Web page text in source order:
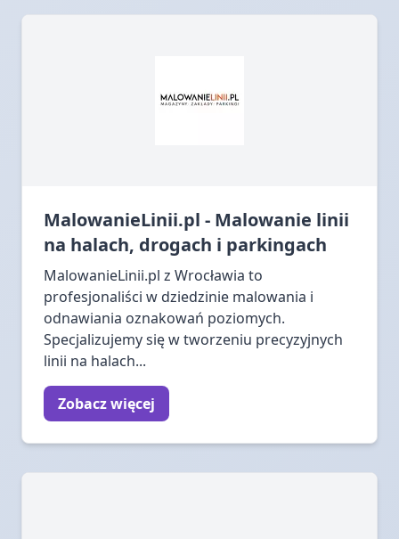
MalowanieLinii.pl - Malowanie linii
na halach, drogach i parkingach
MalowanieLinii.pl z Wrocławia to
profesjonaliści w dziedzinie malowania i
odnawiania oznakowań poziomych.
Specjalizujemy się w tworzeniu precyzyjnych
linii na halach...
Zobacz więcej